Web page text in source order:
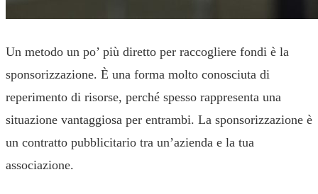
Un metodo un po’ più diretto per raccogliere fondi è la
sponsorizzazione. È una forma molto conosciuta di
reperimento di risorse, perché spesso rappresenta una
situazione vantaggiosa per entrambi. La sponsorizzazione è
un contratto pubblicitario tra un’azienda e la tua
associazione.